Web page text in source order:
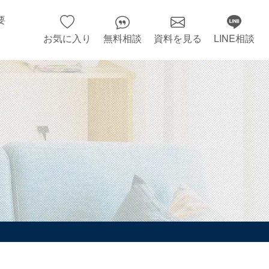
お気に入り 無料相談 資料を見る LINE相談